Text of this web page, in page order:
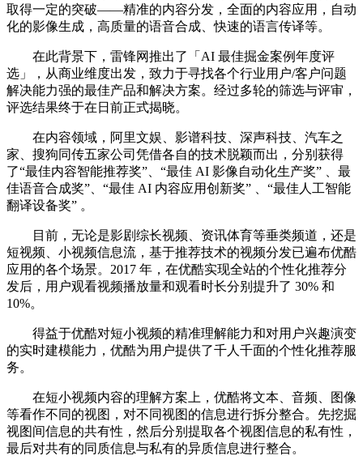
取得一定的突破——精准的内容分发，全面的内容应用，自动
化的影像生成，高质量的语音合成、快速的语言传译等。
在此背景下，雷锋网推出了「AI 最佳掘金案例年度评
选」，从商业维度出发，致力于寻找各个行业用户/客户问题
解决能力强的最佳产品和解决方案。经过多轮的筛选与评审，
评选结果终于在日前正式揭晓。
在内容领域，阿里文娱、影谱科技、深声科技、汽车之
家、搜狗同传五家公司凭借各自的技术脱颖而出，分别获得
了“最佳内容智能推荐奖”、“最佳 AI 影像自动化生产奖” 、最
佳语音合成奖”、“最佳 AI 内容应用创新奖” 、“最佳人工智能
翻译设备奖” 。
目前，无论是影剧综长视频、资讯体育等垂类频道，还是
短视频、小视频信息流，基于推荐技术的视频分发已遍布优酷
应用的各个场景。2017 年，在优酷实现全站的个性化推荐分
发后，用户观看视频播放量和观看时长分别提升了 30% 和
10%。
得益于优酷对短小视频的精准理解能力和对用户兴趣演变
的实时建模能力，优酷为用户提供了千人千面的个性化推荐服
务。
在短小视频内容的理解方案上，优酷将文本、音频、图像
等看作不同的视图，对不同视图的信息进行拆分整合。先挖掘
视图间信息的共有性，然后分别提取各个视图信息的私有性，
最后对共有的同质信息与私有的异质信息进行整合。